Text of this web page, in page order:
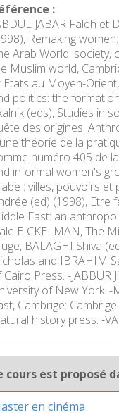
:
JABAR Faleh et
Remaking
Arab World: society,
Muslim world,
Etats au Moyen-
politics: the
(eds), Studies in
des origines.
théorie de la
numéro 405 de
informal women's
: villes, pouvoirs et
(ed) (1998), Etre
East: an
EICKELMAN, The
BALAGHI Shiva
and IBRAHIM
Cairo Press. -JABBUR
of New York.
Cambrige:
history press. -
cours est proposé
en cinéma